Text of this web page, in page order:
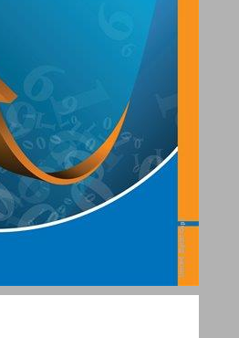
מסלולים מתמטיקה לחטיבת הביניים כיתה ז - חלק 3 ... 0